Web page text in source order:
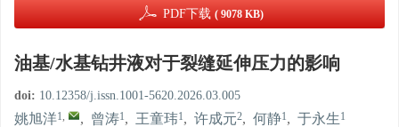
PDF下载 ( 9078 KB)
油基/水基钻井液对于裂缝延伸压力的影响
doi: 10.12358/j.issn.1001-5620.2026.03.005
姚旭洋1, , 曾涛1, 王童玮1, 许成元2, 何静1, 于永生1